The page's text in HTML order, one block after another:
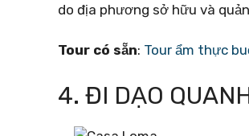
do địa phương sở hữu và
Tour có sẵn: Tour ẩm thực
4. ĐI DẠO